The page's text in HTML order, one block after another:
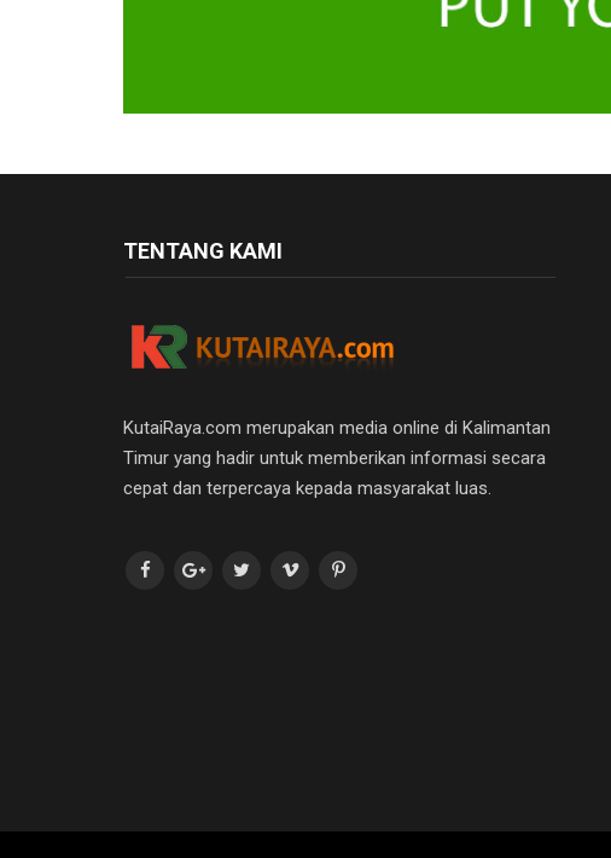
TENTANG KAMI
KutaiRaya.com merupakan media online di Kalimantan
Timur yang hadir untuk memberikan informasi secara
cepat dan terpercaya kepada masyarakat luas.